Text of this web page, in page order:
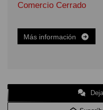
Comercio Cerrado
Más información